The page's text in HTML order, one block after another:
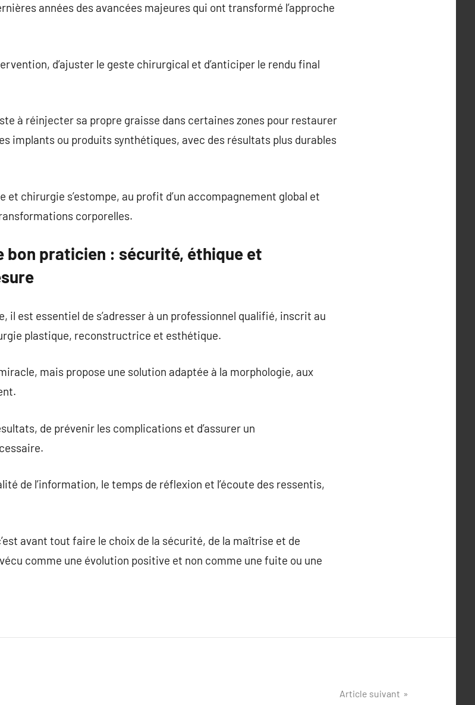
années des avancées majeures qui ont transformé l’approche
d’ajuster le geste chirurgical et d’anticiper le rendu final
à réinjecter sa propre graisse dans certaines zones pour restaurer
implants ou produits synthétiques, avec des résultats plus durables
chirurgie s’estompe, au profit d’un accompagnement global et
corporelles.
bon praticien : sécurité, éthique et
il est essentiel de s’adresser à un professionnel qualifié, inscrit au
plastique, reconstructrice et esthétique.
mais propose une solution adaptée à la morphologie, aux
de prévenir les complications et d’assurer un
de l’information, le temps de réflexion et l’écoute des ressentis,
avant tout faire le choix de la sécurité, de la maîtrise et de
comme une évolution positive et non comme une fuite ou une
Article suivant